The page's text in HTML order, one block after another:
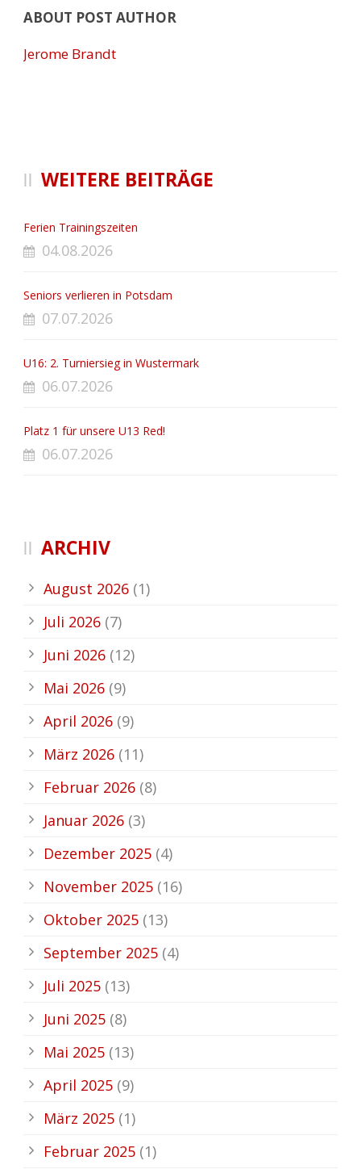
ABOUT POST AUTHOR
Jerome Brandt
WEITERE BEITRÄGE
Ferien Trainingszeiten
04.08.2026
Seniors verlieren in Potsdam
07.07.2026
U16: 2. Turniersieg in Wustermark
06.07.2026
Platz 1 für unsere U13 Red!
06.07.2026
ARCHIV
August 2026 (1)
Juli 2026 (7)
Juni 2026 (12)
Mai 2026 (9)
April 2026 (9)
März 2026 (11)
Februar 2026 (8)
Januar 2026 (3)
Dezember 2025 (4)
November 2025 (16)
Oktober 2025 (13)
September 2025 (4)
Juli 2025 (13)
Juni 2025 (8)
Mai 2025 (13)
April 2025 (9)
März 2025 (1)
Februar 2025 (1)